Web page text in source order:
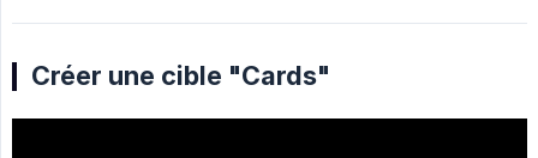
Créer une cible "Cards"